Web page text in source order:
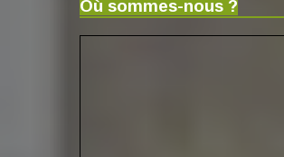
Où sommes-nous ?